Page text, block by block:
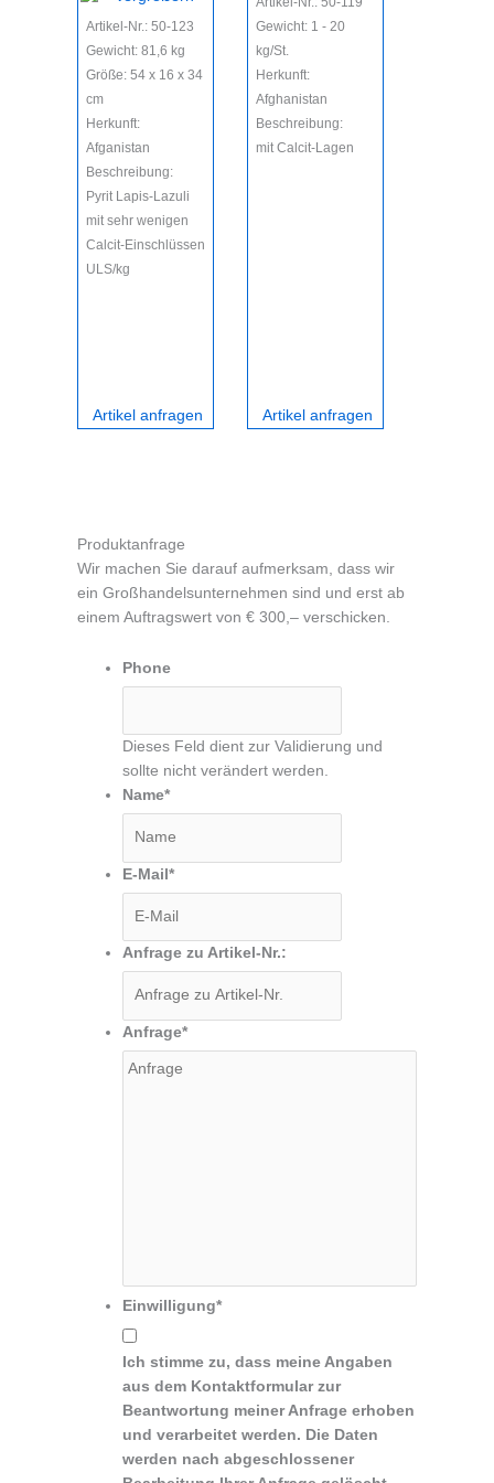
Artikel-Nr.: 50-123
Gewicht: 81,6 kg
Größe: 54 x 16 x 34
cm
Herkunft:
Afganistan
Beschreibung:
Pyrit Lapis-Lazuli
mit sehr wenigen
Calcit-Einschlüssen
ULS/kg
Artikel anfragen
Gewicht: 1 - 20
kg/St.
Herkunft:
Afghanistan
Beschreibung:
mit Calcit-Lagen
Artikel anfragen
Produktanfrage
Wir machen Sie darauf aufmerksam, dass wir
ein Großhandelsunternehmen sind und erst ab
einem Auftragswert von € 300,– verschicken.
Phone
Dieses Feld dient zur Validierung und
sollte nicht verändert werden.
Name*
E-Mail*
Anfrage zu Artikel-Nr.:
Anfrage*
Einwilligung*
Ich stimme zu, dass meine Angaben
aus dem Kontaktformular zur
Beantwortung meiner Anfrage erhoben
und verarbeitet werden. Die Daten
werden nach abgeschlossener